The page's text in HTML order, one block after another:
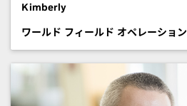
Kimberly
ワールド フィールド オペレーション